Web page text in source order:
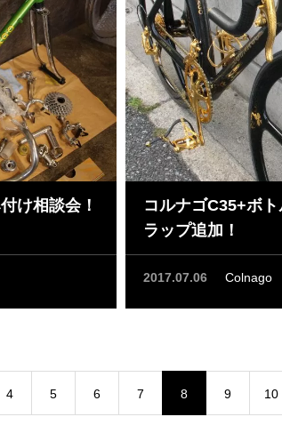
け相談会！
コルナゴC35+ボ
ラップ追加！
2017.07.06 Colnago
4 5 6 7 8 9 10